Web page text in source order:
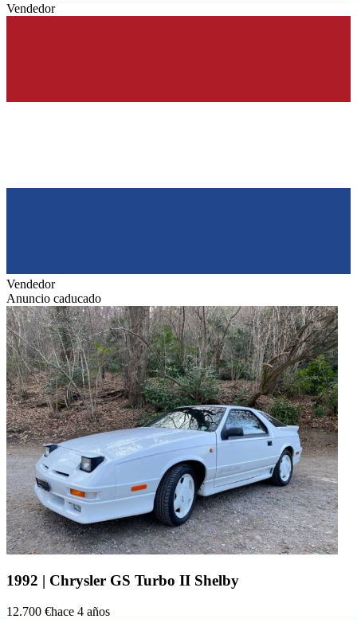
Vendedor
Vendedor
Anuncio caducado
1992 | Chrysler GS Turbo II Shelby
12.700 €hace 4 años